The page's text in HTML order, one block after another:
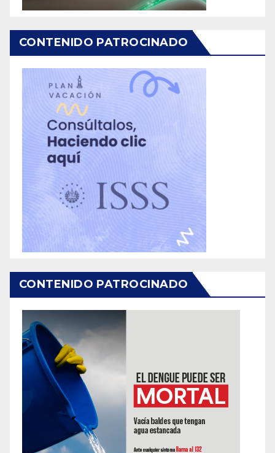
CONTENIDO PATROCINADO
CONTENIDO PATROCINADO